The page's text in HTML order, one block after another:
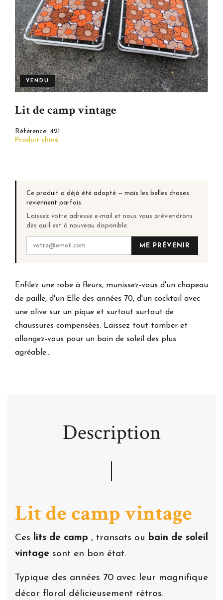
VENDU
Lit de camp vintage
Référence: 421
Produit chiné
Ce produit a déjà été adopté — mais les belles choses
reviennent parfois.
Laissez votre adresse e-mail et nous vous préviendrons
dès qu’il est à nouveau disponible.
ME PRÉVENIR
Enfilez une robe à fleurs, munissez-vous d'un chapeau
de paille, d'un Elle des années 70, d'un cocktail avec
une olive sur un pique et surtout surtout de
chaussures compensées. Laissez tout tomber et
allongez-vous pour un bain de soleil des plus
agréable...
Description
Lit de camp vintage
Ces lits de camp , transats ou bain de soleil
vintage sont en bon état.
Typique des années 70 avec leur magnifique
décor floral délicieusement rétros.